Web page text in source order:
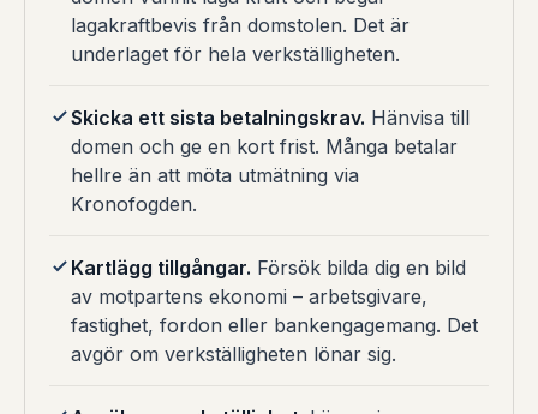
lagakraftbevis från domstolen. Det är
underlaget för hela verkställigheten.
Skicka ett sista betalningskrav. Hänvisa till
domen och ge en kort frist. Många betalar
hellre än att möta utmätning via
Kronofogden.
Kartlägg tillgångar. Försök bilda dig en bild
av motpartens ekonomi – arbetsgivare,
fastighet, fordon eller bankengagemang. Det
avgör om verkställigheten lönar sig.